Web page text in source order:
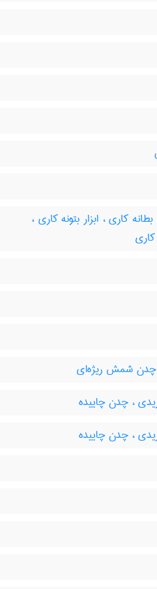
کاری ، ابزار بتونه کاری ،
کاری
شمش ریژه‌ای
، چدن چاییده
، چدن چاییده